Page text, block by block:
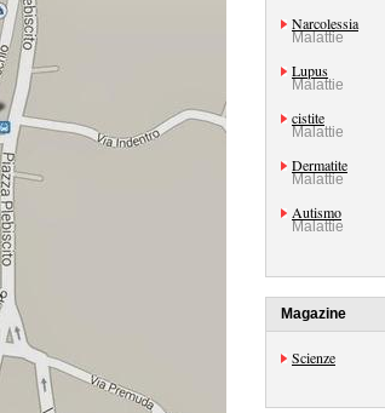
Narcolessia
Malattie
Lupus
Malattie
cistite
Malattie
Dermatite
Malattie
Autismo
Malattie
Magazine
Scienze